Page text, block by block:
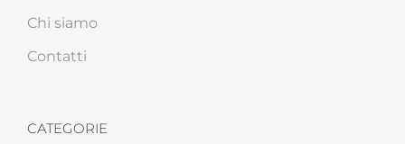
Chi siamo
Contatti
CATEGORIE